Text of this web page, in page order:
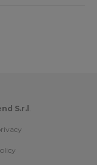
S.r.l .